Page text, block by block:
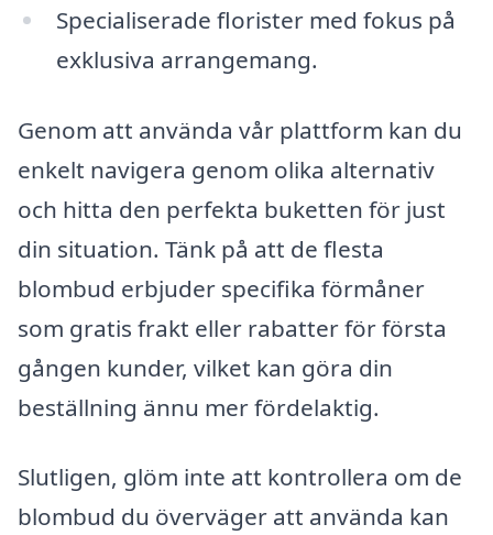
Specialiserade florister med fokus på
exklusiva arrangemang.
Genom att använda vår plattform kan du
enkelt navigera genom olika alternativ
och hitta den perfekta buketten för just
din situation. Tänk på att de flesta
blombud erbjuder specifika förmåner
som gratis frakt eller rabatter för första
gången kunder, vilket kan göra din
beställning ännu mer fördelaktig.
Slutligen, glöm inte att kontrollera om de
blombud du överväger att använda kan